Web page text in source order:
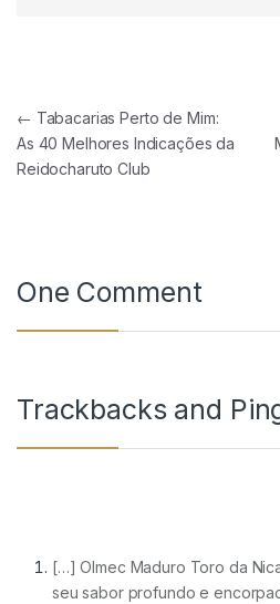
Navegação de Post
← Tabacarias Perto de Mim:
As 40 Melhores Indicações da
Reidocharuto Club
One Comment
Trackbacks and
[…] Olmec Maduro Toro da
seu sabor profundo e